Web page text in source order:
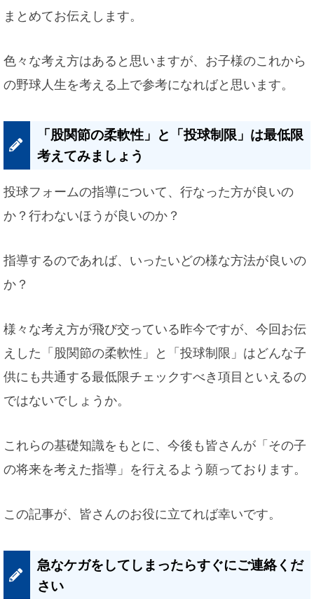
まとめてお伝えします。
色々な考え方はあると思いますが、お子様のこれから
の野球人生を考える上で参考になればと思います。
「股関節の柔軟性」と「投球制限」は最低限
考えてみましょう
投球フォームの指導について、行なった方が良いの
か？行わないほうが良いのか？
指導するのであれば、いったいどの様な方法が良いの
か？
様々な考え方が飛び交っている昨今ですが、今回お伝
えした「股関節の柔軟性」と「投球制限」はどんな子
供にも共通する最低限チェックすべき項目といえるの
ではないでしょうか。
これらの基礎知識をもとに、今後も皆さんが「その子
の将来を考えた指導」を行えるよう願っております。
この記事が、皆さんのお役に立てれば幸いです。
急なケガをしてしまったらすぐにご連絡くだ
さい